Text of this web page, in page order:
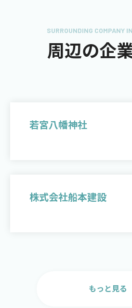
SURROUNDING COMPANY
周辺の企
若宮八幡神社
株式会社船本建設
もっと見る